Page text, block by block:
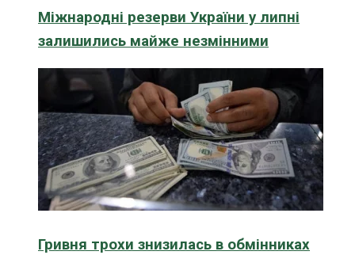
Міжнародні резерви України у липні
залишились майже незмінними
Гривня трохи знизилась в обмінниках